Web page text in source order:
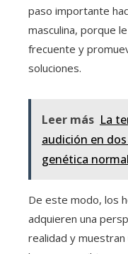
paso importante
masculina, porque
frecuente y
soluciones.
Leer más La
audición en
genética normal
De este modo, los
adquieren una
realidad y